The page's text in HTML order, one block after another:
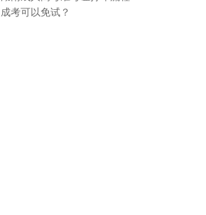
成考可以免试？